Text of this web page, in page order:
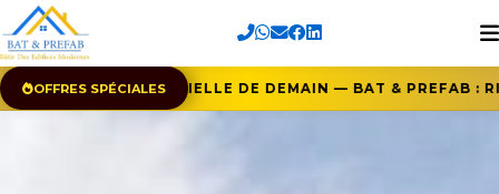
OFFRES SPÉCIALES
INDUSTRIELLE DE DEMAIN — BAT & PREFAB :